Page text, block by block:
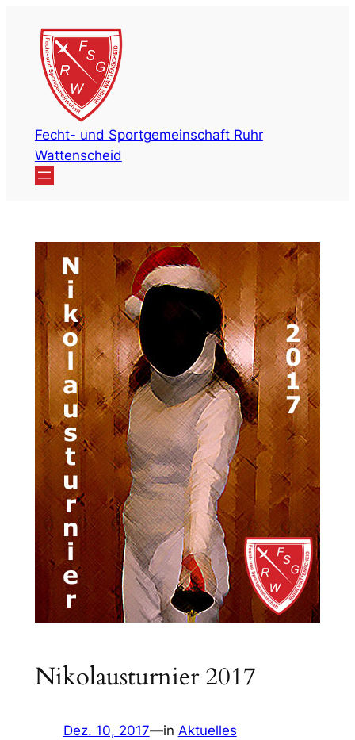
Inhalt
springen
Fecht- und Sportgemeinschaft Ruhr
Wattenscheid
Nikolausturnier 2017
Dez. 10, 2017—in Aktuelles